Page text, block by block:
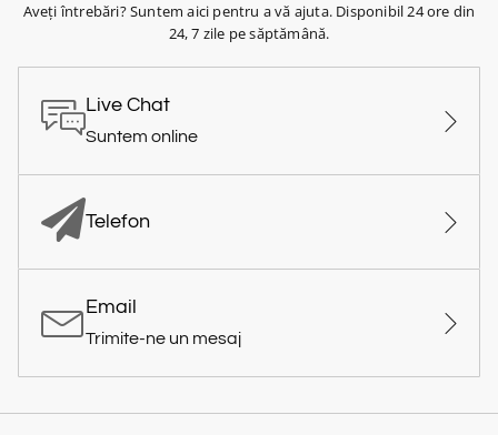
Aveți întrebări? Suntem aici pentru a vă ajuta. Disponibil 24 ore din
24, 7 zile pe săptămână.
Live Chat
Suntem online
Telefon
Email
Trimite-ne un mesaj